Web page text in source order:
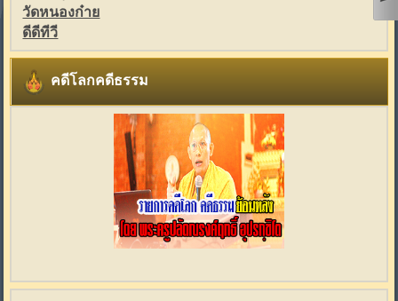
วัดหนองก๋าย
ดีดีทีวี
คดีโลกคดีธรรม